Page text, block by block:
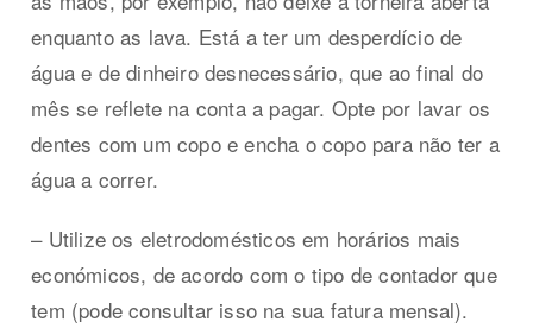
enquanto as lava. Está a ter um desperdício de
água e de dinheiro desnecessário, que ao final do
mês se reflete na conta a pagar. Opte por lavar os
dentes com um copo e encha o copo para não ter a
água a correr.
– Utilize os eletrodomésticos em horários mais
económicos, de acordo com o tipo de contador que
tem (pode consultar isso na sua fatura mensal).